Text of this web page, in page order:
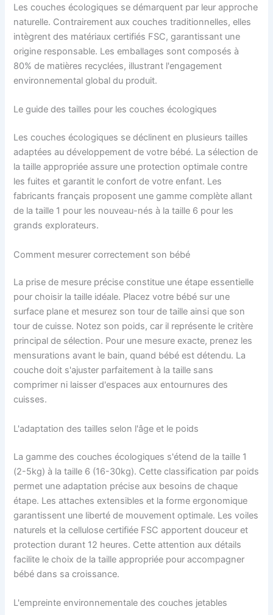
Les couches écologiques se démarquent par leur approche
naturelle. Contrairement aux couches traditionnelles, elles
intègrent des matériaux certifiés FSC, garantissant une
origine responsable. Les emballages sont composés à
80% de matières recyclées, illustrant l'engagement
environnemental global du produit.
Le guide des tailles pour les couches écologiques
Les couches écologiques se déclinent en plusieurs tailles
adaptées au développement de votre bébé. La sélection de
la taille appropriée assure une protection optimale contre
les fuites et garantit le confort de votre enfant. Les
fabricants français proposent une gamme complète allant
de la taille 1 pour les nouveau-nés à la taille 6 pour les
grands explorateurs.
Comment mesurer correctement son bébé
La prise de mesure précise constitue une étape essentielle
pour choisir la taille idéale. Placez votre bébé sur une
surface plane et mesurez son tour de taille ainsi que son
tour de cuisse. Notez son poids, car il représente le critère
principal de sélection. Pour une mesure exacte, prenez les
mensurations avant le bain, quand bébé est détendu. La
couche doit s'ajuster parfaitement à la taille sans
comprimer ni laisser d'espaces aux entournures des
cuisses.
L'adaptation des tailles selon l'âge et le poids
La gamme des couches écologiques s'étend de la taille 1
(2-5kg) à la taille 6 (16-30kg). Cette classification par poids
permet une adaptation précise aux besoins de chaque
étape. Les attaches extensibles et la forme ergonomique
garantissent une liberté de mouvement optimale. Les voiles
naturels et la cellulose certifiée FSC apportent douceur et
protection durant 12 heures. Cette attention aux détails
facilite le choix de la taille appropriée pour accompagner
bébé dans sa croissance.
L'empreinte environnementale des couches jetables